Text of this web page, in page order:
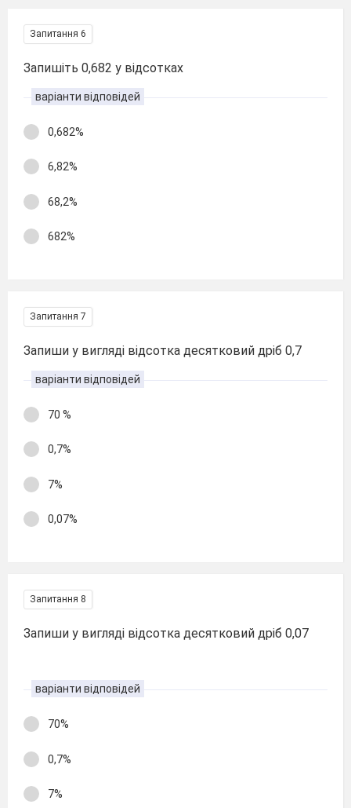
Запитання 6
Запишіть 0,682 у відсотках
варіанти відповідей
0,682%
6,82%
68,2%
682%
Запитання 7
Запиши у вигляді відсотка десятковий дріб 0,7
варіанти відповідей
70 %
0,7%
7%
0,07%
Запитання 8
Запиши у вигляді відсотка десятковий дріб 0,07
варіанти відповідей
70%
0,7%
7%